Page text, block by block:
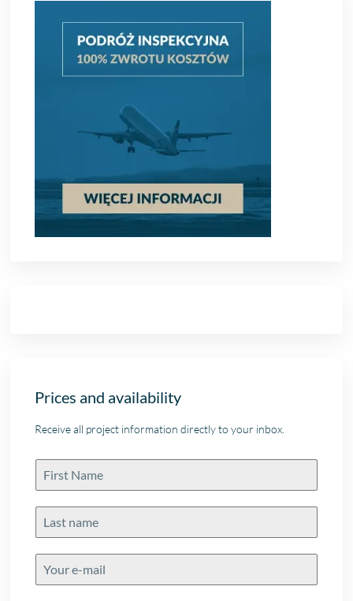
Prices and availability
Receive all project information directly to your inbox.